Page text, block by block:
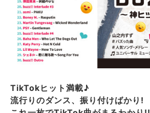
TikTokヒット満載♪
流行りのダンス、振り付けばかり!